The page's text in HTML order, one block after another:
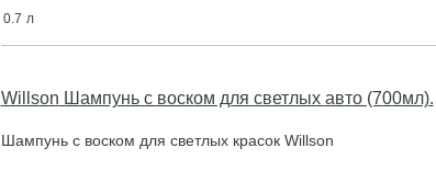
0.7 л
Willson Шампунь с воском для светлых авто (700мл).
Шaмпунь c вocкoм для cвeтлыx крacoк Willson